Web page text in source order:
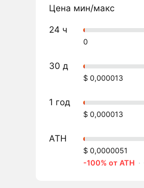
Цена мин/макс
24 ч
0
30 д
$ 0,000013
1 год
$ 0,000013
ATH
$ 0,0000051
-100% от ATH ·